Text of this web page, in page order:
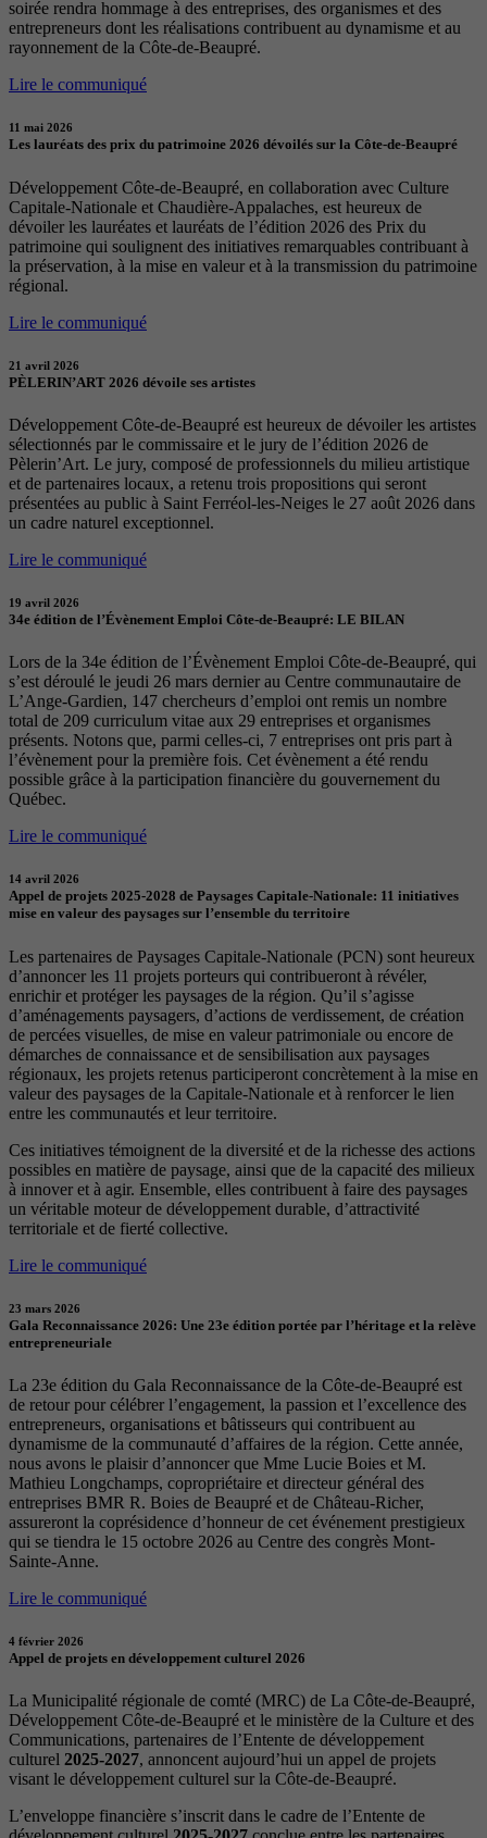
soirée rendra hommage à des entreprises, des organismes et des
entrepreneurs dont les réalisations contribuent au dynamisme et au
rayonnement de la Côte-de-Beaupré.
Lire le communiqué
11 mai 2026
Les lauréats des prix du patrimoine 2026 dévoilés sur la Côte-de-Beaupré
Développement Côte-de-Beaupré, en collaboration avec Culture
Capitale-Nationale et Chaudière-Appalaches, est heureux de
dévoiler les lauréates et lauréats de l’édition 2026 des Prix du
patrimoine qui soulignent des initiatives remarquables contribuant à
la préservation, à la mise en valeur et à la transmission du patrimoine
régional.
Lire le communiqué
21 avril 2026
PÈLERIN’ART 2026 dévoile ses artistes
Développement Côte-de-Beaupré est heureux de dévoiler les artistes
sélectionnés par le commissaire et le jury de l’édition 2026 de
Pèlerin’Art. Le jury, composé de professionnels du milieu artistique
et de partenaires locaux, a retenu trois propositions qui seront
présentées au public à Saint Ferréol-les-Neiges le 27 août 2026 dans
un cadre naturel exceptionnel.
Lire le communiqué
19 avril 2026
34e édition de l’Évènement Emploi Côte-de-Beaupré: LE BILAN
Lors de la 34e édition de l’Évènement Emploi Côte-de-Beaupré, qui
s’est déroulé le jeudi 26 mars dernier au Centre communautaire de
L’Ange-Gardien, 147 chercheurs d’emploi ont remis un nombre
total de 209 curriculum vitae aux 29 entreprises et organismes
présents. Notons que, parmi celles-ci, 7 entreprises ont pris part à
l’évènement pour la première fois. Cet évènement a été rendu
possible grâce à la participation financière du gouvernement du
Québec.
Lire le communiqué
14 avril 2026
Appel de projets 2025-2028 de Paysages Capitale-Nationale: 11 initiatives
mise en valeur des paysages sur l’ensemble du territoire
Les partenaires de Paysages Capitale-Nationale (PCN) sont heureux
d’annoncer les 11 projets porteurs qui contribueront à révéler,
enrichir et protéger les paysages de la région. Qu’il s’agisse
d’aménagements paysagers, d’actions de verdissement, de création
de percées visuelles, de mise en valeur patrimoniale ou encore de
démarches de connaissance et de sensibilisation aux paysages
régionaux, les projets retenus participeront concrètement à la mise en
valeur des paysages de la Capitale-Nationale et à renforcer le lien
entre les communautés et leur territoire.
Ces initiatives témoignent de la diversité et de la richesse des actions
possibles en matière de paysage, ainsi que de la capacité des milieux
à innover et à agir. Ensemble, elles contribuent à faire des paysages
un véritable moteur de développement durable, d’attractivité
territoriale et de fierté collective.
Lire le communiqué
23 mars 2026
Gala Reconnaissance 2026: Une 23e édition portée par l’héritage et la relève
entrepreneuriale
La 23e édition du Gala Reconnaissance de la Côte-de-Beaupré est
de retour pour célébrer l’engagement, la passion et l’excellence des
entrepreneurs, organisations et bâtisseurs qui contribuent au
dynamisme de la communauté d’affaires de la région. Cette année,
nous avons le plaisir d’annoncer que Mme Lucie Boies et M.
Mathieu Longchamps, copropriétaire et directeur général des
entreprises BMR R. Boies de Beaupré et de Château-Richer,
assureront la coprésidence d’honneur de cet événement prestigieux
qui se tiendra le 15 octobre 2026 au Centre des congrès Mont-
Sainte-Anne.
Lire le communiqué
4 février 2026
Appel de projets en développement culturel 2026
La Municipalité régionale de comté (MRC) de La Côte-de-Beaupré,
Développement Côte-de-Beaupré et le ministère de la Culture et des
Communications, partenaires de l’Entente de développement
culturel 2025-2027, annoncent aujourd’hui un appel de projets
visant le développement culturel sur la Côte-de-Beaupré.
L’enveloppe financière s’inscrit dans le cadre de l’Entente de